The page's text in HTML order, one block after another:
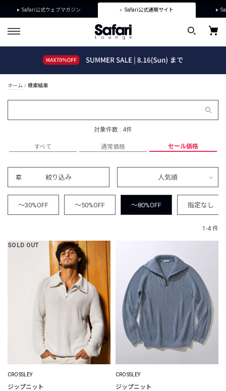
Safari公式ウェブマガジン Safari公式通販サイト
ホーム 検索結果
対象件数 : 4件
すべて 通常価格 セール価格
絞り込み 人気順
～30%OFF ～50%OFF ～80%OFF 指定なし
1-4 件
SOLD OUT
CROSSLEY
ジップニット
CROSSLEY
ジップニット